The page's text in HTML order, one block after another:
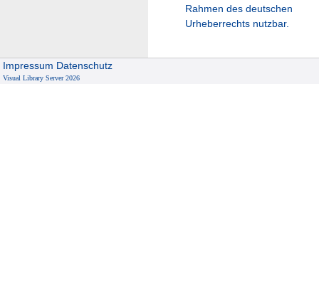
Rahmen des deutschen
Urheberrechts nutzbar.
Impressum Datenschutz
Visual Library Server 2026